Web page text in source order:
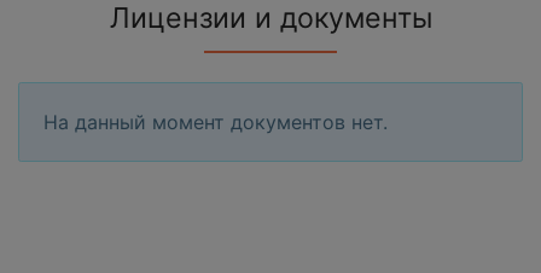
Лицензии и документы
На данный момент документов нет.